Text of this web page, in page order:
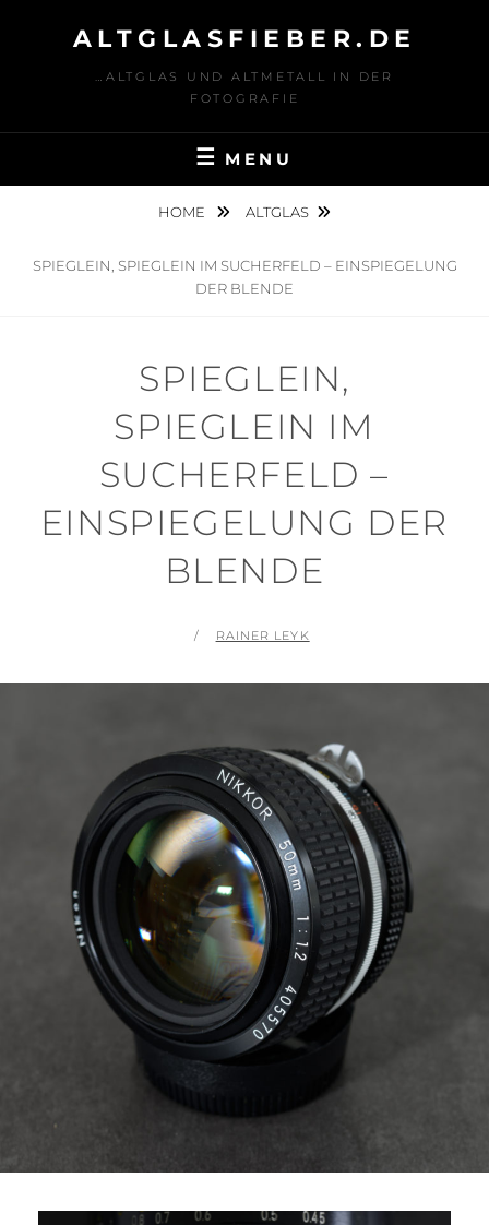
ALTGLASFIEBER.DE
…ALTGLAS UND ALTMETALL IN DER
FOTOGRAFIE
MENU
HOME ALTGLAS
SPIEGLEIN, SPIEGLEIN IM SUCHERFELD – EINSPIEGELUNG
DER BLENDE
SPIEGLEIN,
SPIEGLEIN IM
SUCHERFELD –
EINSPIEGELUNG DER
BLENDE
POSTED
BY
RAINER LEYK